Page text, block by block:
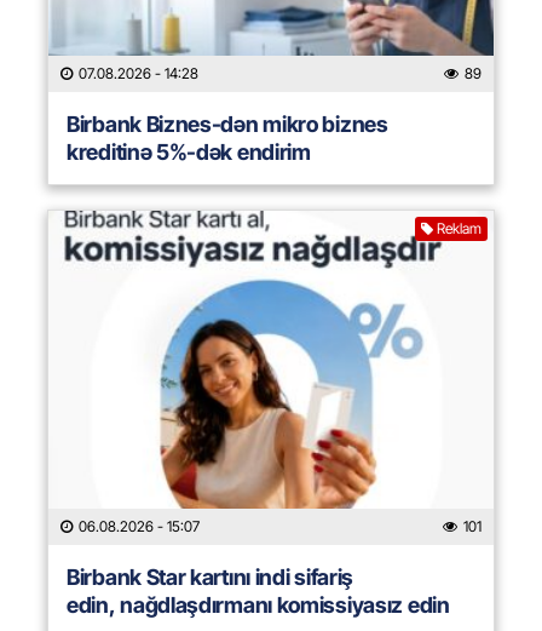
07.08.2026 - 14:28 89
Birbank Biznes-dən mikro biznes
kreditinə 5%-dək endirim
Reklam
06.08.2026 - 15:07 101
Birbank Star kartını indi sifariş
edin, nağdlaşdırmanı komissiyasız edin